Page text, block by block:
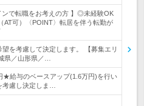
ンで転職をお考えの方 】◎未経験OK
可）〈POINT〉転居を伴う転勤が
を考慮して決定します。 【募集エリ
県／山形県／…
★給与のベースアップ(1.6万円)を行い
慮し決定しま…